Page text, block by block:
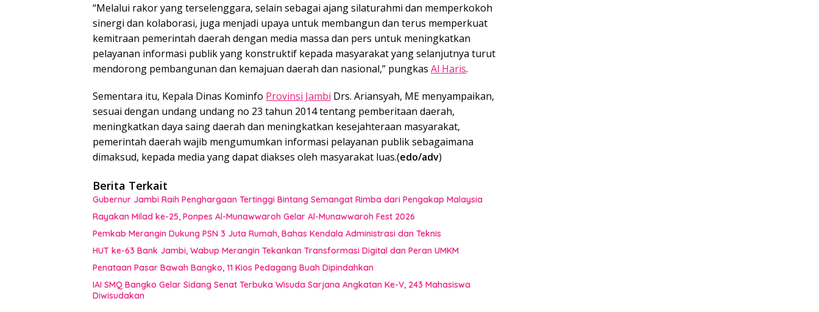
“Melalui rakor yang terselenggara, selain sebagai ajang silaturahmi dan memperkokoh
sinergi dan kolaborasi, juga menjadi upaya untuk membangun dan terus memperkuat
kemitraan pemerintah daerah dengan media massa dan pers untuk meningkatkan
pelayanan informasi publik yang konstruktif kepada masyarakat yang selanjutnya turut
mendorong pembangunan dan kemajuan daerah dan nasional,” pungkas Al Haris.
Sementara itu, Kepala Dinas Kominfo Provinsi Jambi Drs. Ariansyah, ME menyampaikan,
sesuai dengan undang undang no 23 tahun 2014 tentang pemberitaan daerah,
meningkatkan daya saing daerah dan meningkatkan kesejahteraan masyarakat,
pemerintah daerah wajib mengumumkan informasi pelayanan publik sebagaimana
dimaksud, kepada media yang dapat diakses oleh masyarakat luas.(edo/adv)
Berita Terkait
Gubernur Jambi Raih Penghargaan Tertinggi Bintang Semangat Rimba dari Pengakap Malaysia
Rayakan Milad ke-25, Ponpes Al-Munawwaroh Gelar Al-Munawwaroh Fest 2026
Pemkab Merangin Dukung PSN 3 Juta Rumah, Bahas Kendala Administrasi dan Teknis
HUT ke-63 Bank Jambi, Wabup Merangin Tekankan Transformasi Digital dan Peran UMKM
Penataan Pasar Bawah Bangko, 11 Kios Pedagang Buah Dipindahkan
IAI SMQ Bangko Gelar Sidang Senat Terbuka Wisuda Sarjana Angkatan Ke-V, 243 Mahasiswa
Diwisudakan